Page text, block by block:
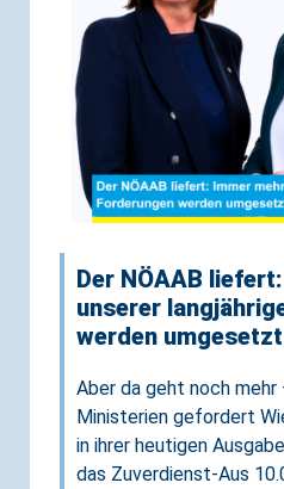
Der NÖAAB
unserer
werden umgesetzt
Aber da geht noch
Ministerien gefordert
in ihrer heutigen
das Zuverdienst-Aus